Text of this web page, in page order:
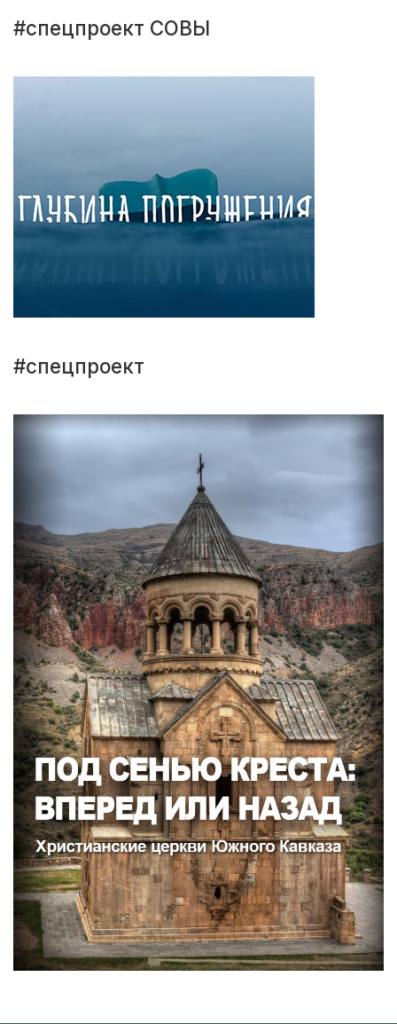
#спецпроект СОВЫ
#спецпроект